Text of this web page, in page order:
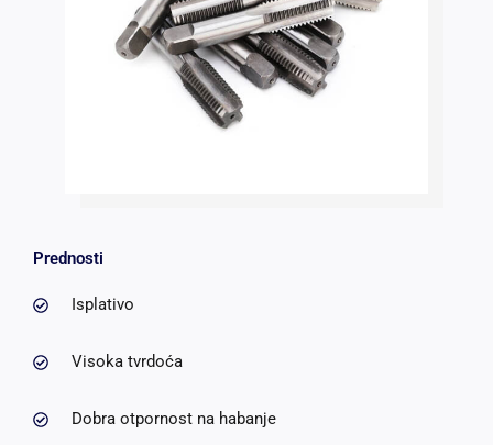
Prednosti
Isplativo
Visoka tvrdoća
Dobra otpornost na habanje